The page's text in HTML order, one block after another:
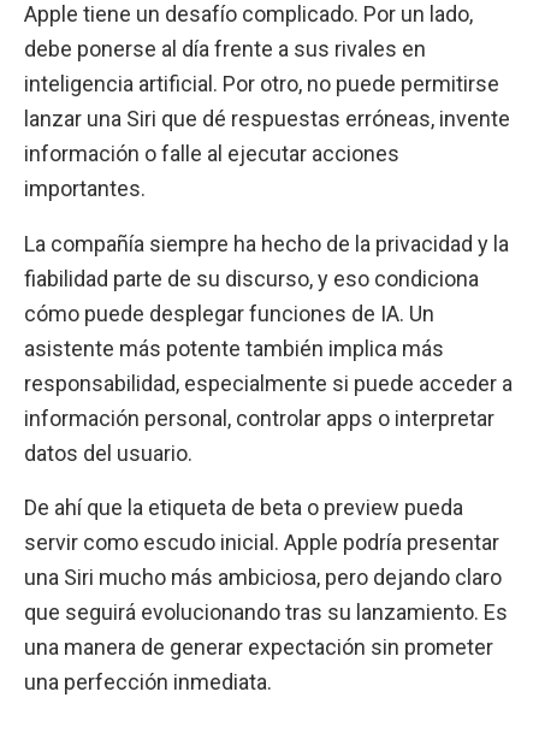
Apple tiene un desafío complicado. Por un lado,
debe ponerse al día frente a sus rivales en
inteligencia artificial. Por otro, no puede permitirse
lanzar una Siri que dé respuestas erróneas, invente
información o falle al ejecutar acciones
importantes.
La compañía siempre ha hecho de la privacidad y la
fiabilidad parte de su discurso, y eso condiciona
cómo puede desplegar funciones de IA. Un
asistente más potente también implica más
responsabilidad, especialmente si puede acceder a
información personal, controlar apps o interpretar
datos del usuario.
De ahí que la etiqueta de beta o preview pueda
servir como escudo inicial. Apple podría presentar
una Siri mucho más ambiciosa, pero dejando claro
que seguirá evolucionando tras su lanzamiento. Es
una manera de generar expectación sin prometer
una perfección inmediata.